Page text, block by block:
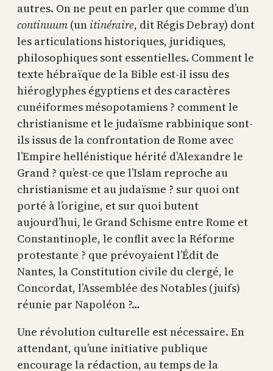
autres. On ne peut en parler que comme d’un
continuum (un itinéraire, dit Régis Debray) dont
les articulations historiques, juridiques,
philosophiques sont essentielles. Comment le
texte hébraïque de la Bible est-il issu des
hiéroglyphes égyptiens et des caractères
cunéiformes mésopotamiens ? comment le
christianisme et le judaïsme rabbinique sont-
ils issus de la confrontation de Rome avec
l’Empire hellénistique hérité d’Alexandre le
Grand ? qu’est-ce que l’Islam reproche au
christianisme et au judaïsme ? sur quoi ont
porté à l’origine, et sur quoi butent
aujourd’hui, le Grand Schisme entre Rome et
Constantinople, le conflit avec la Réforme
protestante ? que prévoyaient l’Édit de
Nantes, la Constitution civile du clergé, le
Concordat, l’Assemblée des Notables (juifs)
réunie par Napoléon ?…
Une révolution culturelle est nécessaire. En
attendant, qu’une initiative publique
encourage la rédaction, au temps de la